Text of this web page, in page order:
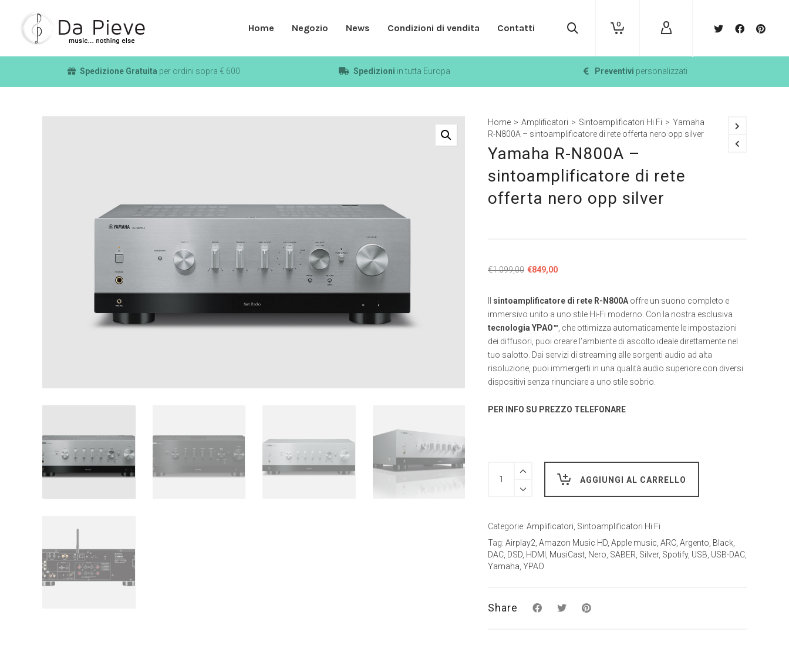
Home Negozio News Condizioni di vendita Contatti 0
Spedizione Gratuita per ordini sopra € 600 Spedizioni in tutta Europa Preventivi personalizzati
Home > Amplificatori > Sintoamplificatori Hi Fi > Yamaha
R-N800A – sintoamplificatore di rete offerta nero opp silver
Yamaha R-N800A –
sintoamplificatore di rete
offerta nero opp silver
€1.099,00 Il
originale
era:
€1.099,00.
€849,00Il
attuale
€849,00.
sintoamplificatore di rete R-N800A offre un suono completo e
immersivo unito a uno stile Hi-Fi moderno. Con la nostra esclusiva
tecnologia YPAO™ , che ottimizza automaticamente le impostazioni
dei diffusori, puoi creare l’ambiente di ascolto ideale direttamente nel
tuo salotto. Dai servizi di streaming alle sorgenti audio ad alta
risoluzione, puoi immergerti in una qualità audio superiore con diversi
dispositivi senza rinunciare a uno stile sobrio.
PER INFO SU PREZZO TELEFONARE
di
rete
offerta
nero
AGGIUNGI AL CARRELLO
Categorie: Amplificatori Sintoamplificatori Hi Fi
Tag: Airplay2 Amazon Music HD Apple music ARC Argento Black
DAC DSD HDMI MusiCast Nero SABER Silver, Spotify, USB USB-DAC
Yamaha YPAO
Share